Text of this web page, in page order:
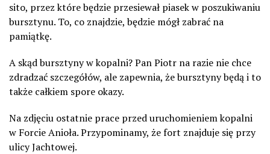
sito, przez które będzie przesiewał piasek w poszukiwaniu
bursztynu. To, co znajdzie, będzie mógł zabrać na
pamiątkę.
A skąd bursztyny w kopalni? Pan Piotr na razie nie chce
zdradzać szczegółów, ale zapewnia, że bursztyny będą i to
także całkiem spore okazy.
Na zdjęciu ostatnie prace przed uruchomieniem kopalni
w Forcie Anioła. Przypominamy, że fort znajduje się przy
ulicy Jachtowej.